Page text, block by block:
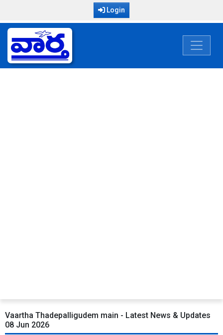
Login
Vaartha Thadepalligudem main - Latest News & Updates
08 Jun 2026